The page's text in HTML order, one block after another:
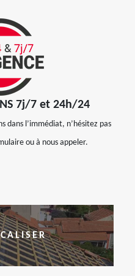
7j/7 et 24h/24
dans l’immédiat, n’hésitez pas
ou à nous appeler.